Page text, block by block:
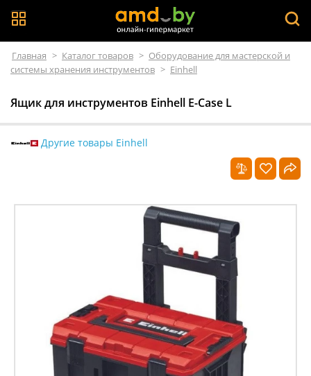
Главная > Каталог товаров > Оборудование для мастерской и
системы хранения инструментов > Einhell
Ящик для инструментов Einhell E-Case L
Другие товары Einhell